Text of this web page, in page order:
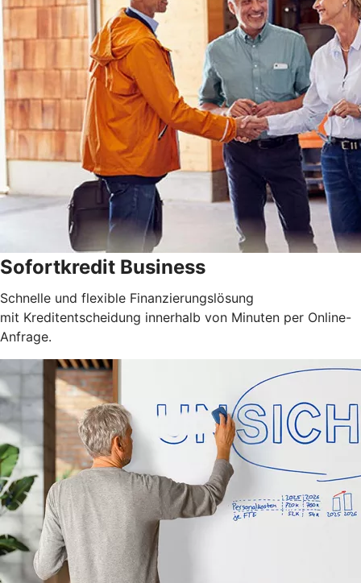
Sofortkredit Business
Schnelle und flexible Finanzierungslösung
mit Kreditentscheidung innerhalb von Minuten per Online-
Anfrage.